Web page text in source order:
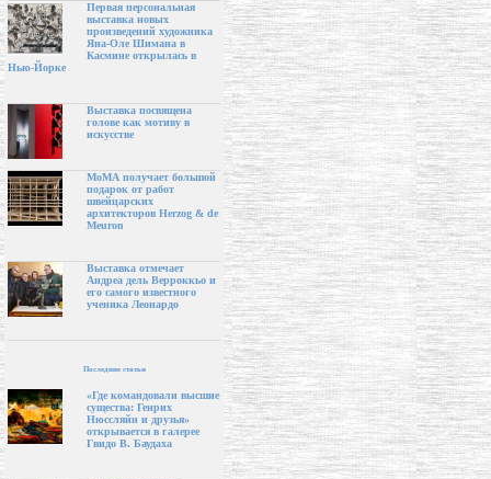
Первая персональная
выставка новых
произведений художника
Яна-Оле Шимана в
Касмине открылась в
Нью-Йорке
Выставка посвящена
голове как мотиву в
искусстве
МоМА получает большой
подарок от работ
швейцарских
архитекторов Herzog & de
Meuron
Выставка отмечает
Андреа дель Верроккьо и
его самого известного
ученика Леонардо
Последние статьи
«Где командовали высшие
существа: Генрих
Нюссляйн и друзья»
открывается в галерее
Гвидо В. Баудаха